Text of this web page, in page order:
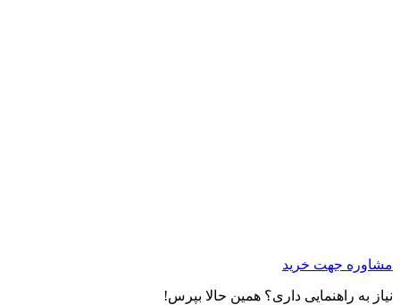
مشاوره جهت خرید
نیاز به راهنمایی داری؟ همین حالا بپرس!